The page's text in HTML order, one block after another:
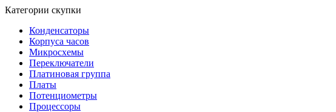
Категории скупки
Конденсаторы
Корпуса часов
Микросхемы
Переключатели
Платиновая группа
Платы
Потенциометры
Процессоры